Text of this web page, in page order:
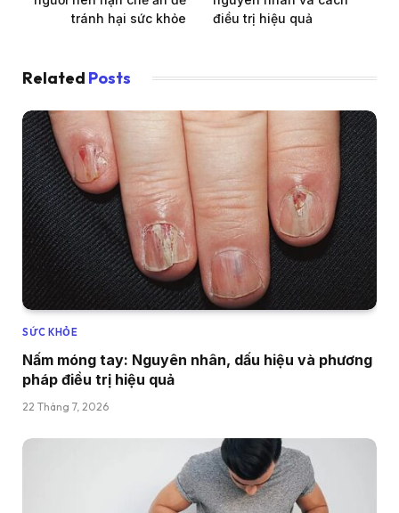
tránh hại sức khỏe
điều trị hiệu quả
Related Posts
SỨC KHỎE
Nấm móng tay: Nguyên nhân, dấu hiệu và phương
pháp điều trị hiệu quả
22 Tháng 7, 2026